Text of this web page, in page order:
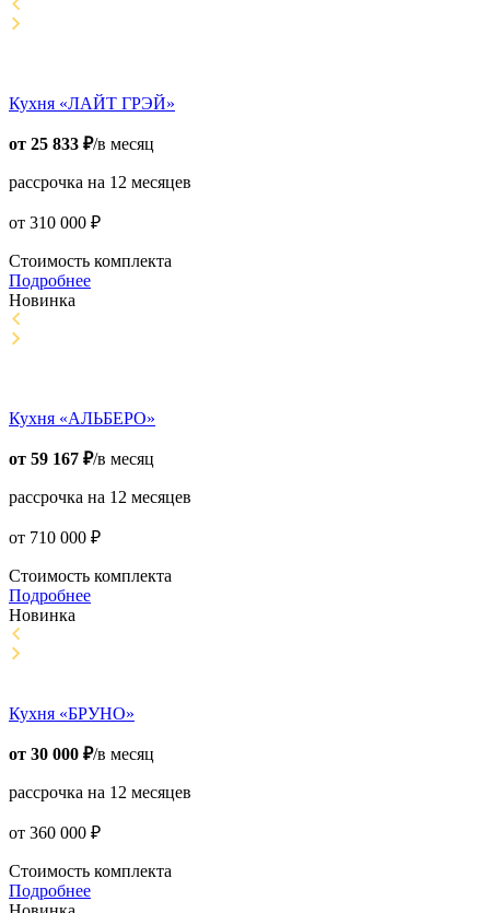
Кухня «ЛАЙТ ГРЭЙ»
от 25 833 ₽/в месяц
рассрочка на 12 месяцев
от 310 000 ₽
Стоимость комплекта
Подробнее
Новинка
Кухня «АЛЬБЕРО»
от 59 167 ₽/в месяц
рассрочка на 12 месяцев
от 710 000 ₽
Стоимость комплекта
Подробнее
Новинка
Кухня «БРУНО»
от 30 000 ₽/в месяц
рассрочка на 12 месяцев
от 360 000 ₽
Стоимость комплекта
Подробнее